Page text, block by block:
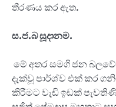
තීරණය කර ඇත.
ස.ජ.බ සූදානම.
මේ අතර සමගි ජන
දැක්වූ පාර්ශ්ව එක් කර
කිරීමට වැඩි ඉඩක්